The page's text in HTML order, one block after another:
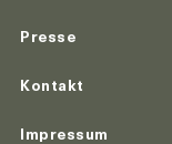
Presse
Kontakt
Impressum